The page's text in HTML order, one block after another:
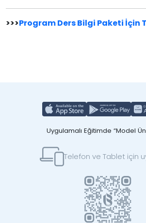
>>>Program Ders Bilgi Paketi İçin
Uygulamalı Eğitimde “Model
Telefon ve Tablet için